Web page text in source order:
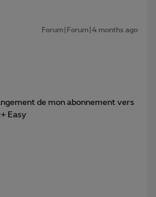
Forum|Forum|4 months ago
de mon abonnement vers
Easy